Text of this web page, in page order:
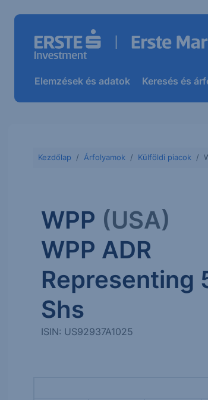
Elemzések és adatok Keresés és
Kezdőlap Árfolyamok Külföldi piacok
WPP (USA)
WPP ADR
Representing
Shs
ISIN: US92937A1025